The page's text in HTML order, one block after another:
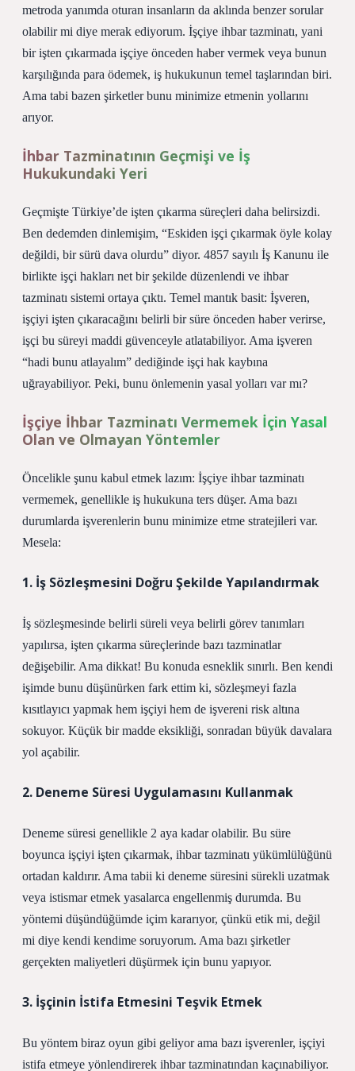
metroda yanımda oturan insanların da aklında benzer sorular
olabilir mi diye merak ediyorum. İşçiye ihbar tazminatı, yani
bir işten çıkarmada işçiye önceden haber vermek veya bunun
karşılığında para ödemek, iş hukukunun temel taşlarından biri.
Ama tabi bazen şirketler bunu minimize etmenin yollarını
arıyor.
İhbar Tazminatının Geçmişi ve İş
Hukukundaki Yeri
Geçmişte Türkiye’de işten çıkarma süreçleri daha belirsizdi.
Ben dedemden dinlemişim, “Eskiden işçi çıkarmak öyle kolay
değildi, bir sürü dava olurdu” diyor. 4857 sayılı İş Kanunu ile
birlikte işçi hakları net bir şekilde düzenlendi ve ihbar
tazminatı sistemi ortaya çıktı. Temel mantık basit: İşveren,
işçiyi işten çıkaracağını belirli bir süre önceden haber verirse,
işçi bu süreyi maddi güvenceyle atlatabiliyor. Ama işveren
“hadi bunu atlayalım” dediğinde işçi hak kaybına
uğrayabiliyor. Peki, bunu önlemenin yasal yolları var mı?
İşçiye İhbar Tazminatı Vermemek İçin Yasal
Olan ve Olmayan Yöntemler
Öncelikle şunu kabul etmek lazım: İşçiye ihbar tazminatı
vermemek, genellikle iş hukukuna ters düşer. Ama bazı
durumlarda işverenlerin bunu minimize etme stratejileri var.
Mesela:
1. İş Sözleşmesini Doğru Şekilde Yapılandırmak
İş sözleşmesinde belirli süreli veya belirli görev tanımları
yapılırsa, işten çıkarma süreçlerinde bazı tazminatlar
değişebilir. Ama dikkat! Bu konuda esneklik sınırlı. Ben kendi
işimde bunu düşünürken fark ettim ki, sözleşmeyi fazla
kısıtlayıcı yapmak hem işçiyi hem de işvereni risk altına
sokuyor. Küçük bir madde eksikliği, sonradan büyük davalara
yol açabilir.
2. Deneme Süresi Uygulamasını Kullanmak
Deneme süresi genellikle 2 aya kadar olabilir. Bu süre
boyunca işçiyi işten çıkarmak, ihbar tazminatı yükümlülüğünü
ortadan kaldırır. Ama tabii ki deneme süresini sürekli uzatmak
veya istismar etmek yasalarca engellenmiş durumda. Bu
yöntemi düşündüğümde içim kararıyor, çünkü etik mi, değil
mi diye kendi kendime soruyorum. Ama bazı şirketler
gerçekten maliyetleri düşürmek için bunu yapıyor.
3. İşçinin İstifa Etmesini Teşvik Etmek
Bu yöntem biraz oyun gibi geliyor ama bazı işverenler, işçiyi
istifa etmeye yönlendirerek ihbar tazminatından kaçınabiliyor.